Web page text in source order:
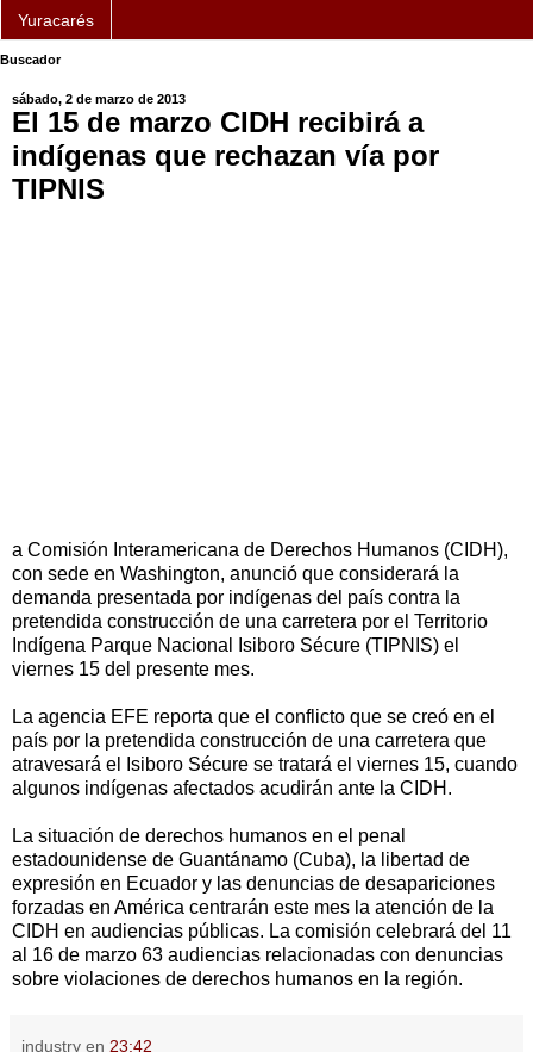
Yuracarés
Buscador
sábado, 2 de marzo de 2013
El 15 de marzo CIDH recibirá a
indígenas que rechazan vía por
TIPNIS
a Comisión Interamericana de Derechos Humanos (CIDH),
con sede en Washington, anunció que considerará la
demanda presentada por indígenas del país contra la
pretendida construcción de una carretera por el Territorio
Indígena Parque Nacional Isiboro Sécure (TIPNIS) el
viernes 15 del presente mes.
La agencia EFE reporta que el conflicto que se creó en el
país por la pretendida construcción de una carretera que
atravesará el Isiboro Sécure se tratará el viernes 15, cuando
algunos indígenas afectados acudirán ante la CIDH.
La situación de derechos humanos en el penal
estadounidense de Guantánamo (Cuba), la libertad de
expresión en Ecuador y las denuncias de desapariciones
forzadas en América centrarán este mes la atención de la
CIDH en audiencias públicas. La comisión celebrará del 11
al 16 de marzo 63 audiencias relacionadas con denuncias
sobre violaciones de derechos humanos en la región.
industry en 23:42